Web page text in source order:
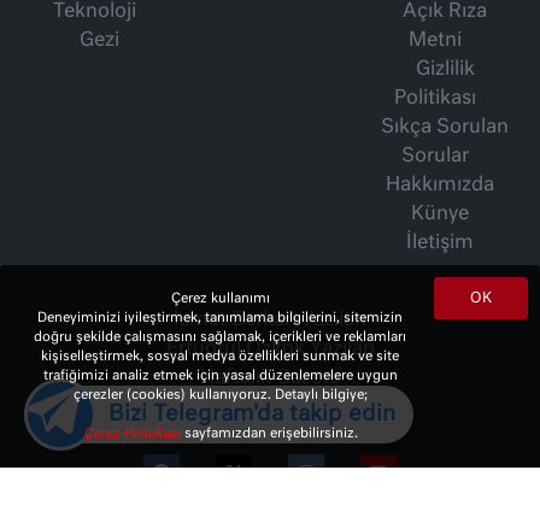
Teknoloji
Gezi
Açık Rıza
Metni
Gizlilik
Politikası
Sıkça Sorulan
Sorular
Hakkımızda
Künye
İletişim
İsmet Berkan Yazıları
Ertuğrul Özkök Yazıları
Haftalık Gazete
OK
Çerez kullanımı
Deneyiminizi iyileştirmek, tanımlama bilgilerini, sitemizin
doğru şekilde çalışmasını sağlamak, içerikleri ve reklamları
kişiselleştirmek, sosyal medya özellikleri sunmak ve site
trafiğimizi analiz etmek için yasal düzenlemelere uygun
çerezler (cookies) kullanıyoruz. Detaylı bilgiye;
Çerez Politikasısayfamızdan erişebilirsiniz.
Bizi Telegram'da takip edin